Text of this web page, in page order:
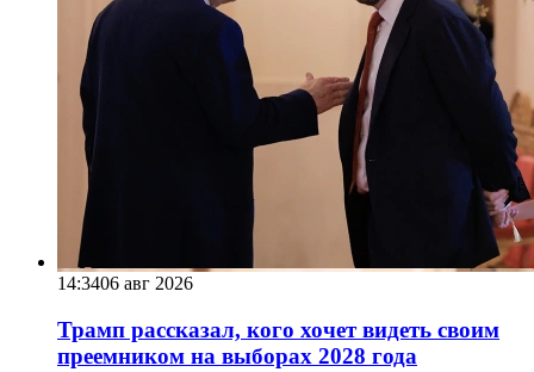
14:3406 авг 2026
Трамп рассказал, кого хочет видеть своим
преемником на выборах 2028 года